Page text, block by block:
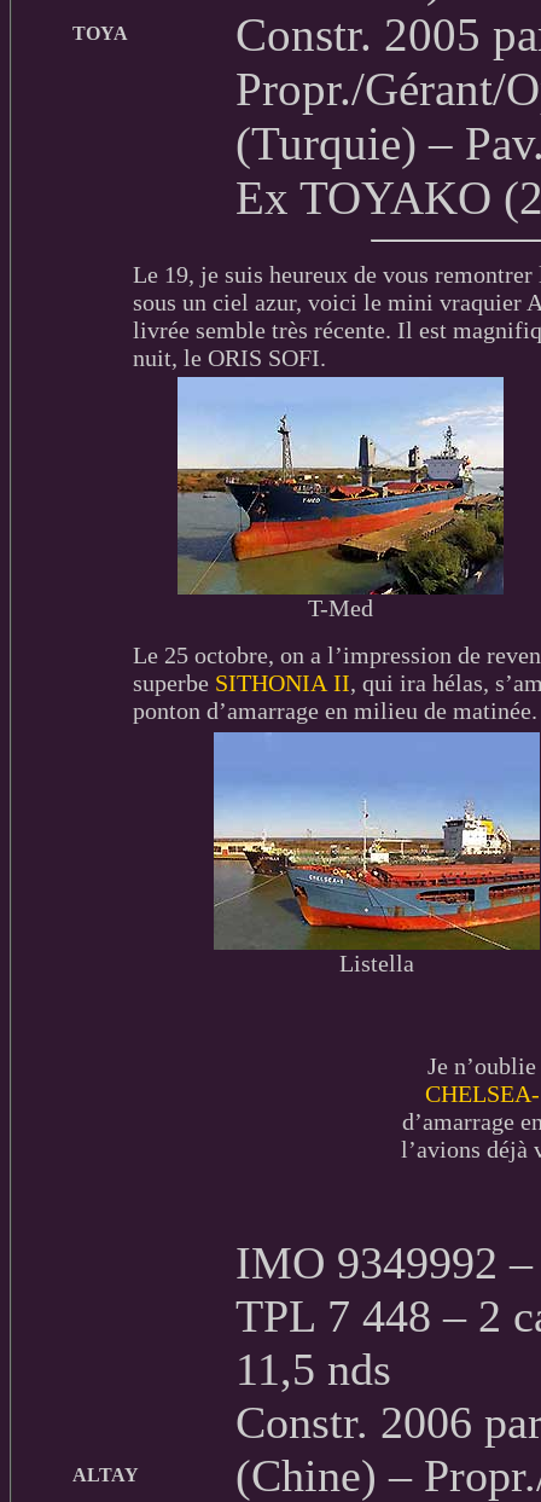
TOYA
Constr. 2005
Propr./Gérant/
(Turquie) –
Ex TOYAKO
Le 19, je suis heureux de vous
sous un ciel azur, voici le mini vraquier
livrée semble très récente. Il est
nuit, le ORIS SOFI.
T-Med
Le 25 octobre, on a l’impression de
superbe SITHONIA II, qui ira hélas,
ponton d’amarrage en milieu de
Listella
Je
d’amarrage
l’avions déjà
ALTAY
IMO 9349992
TPL 7 448 – 2
11,5 nds
Constr. 2006
(Chine) –